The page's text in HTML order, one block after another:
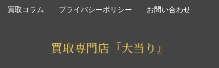
買取コラム プライバシーポリシー お問い合わせ
買取専門店『大当り』